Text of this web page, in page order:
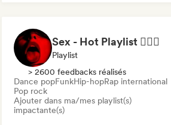
Sex - Hot Playlist ❤️‍🔥🔞
Playlist
> 2600 feedbacks réalisés
Dance popFunkHip-hopRap international
Pop rock
Ajouter dans ma/mes playlist(s)
impactante(s)